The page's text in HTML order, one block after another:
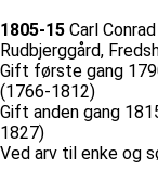
1805-15 Carl
Rudbjerggård,
Gift første gang
(1766-1812)
Gift anden gang
1827)
Ved arv til enke og